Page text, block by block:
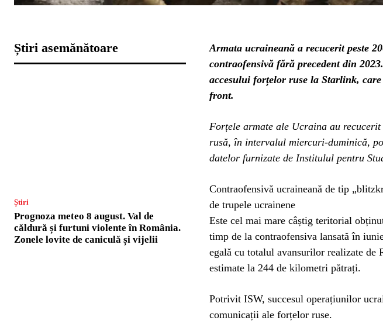
Știri asemănătoare
Știri
Prognoza meteo 8 august. Val de
căldură și furtuni violente în România.
Zonele lovite de caniculă și vijelii
Armata ucraineană a recucerit peste
contraofensivă fără precedent din
accesului forțelor ruse la Starlink,
front.
Forțele armate ale Ucraina au
rusă, în intervalul miercuri-duminică,
datelor furnizate de Institulul pentru
Contraofensivă ucraineană de tip
de trupele ucrainene
Este cel mai mare câștig teritorial
timp de la contraofensiva lansată în
egală cu totalul avansurilor realizate de
estimate la 244 de kilometri pătrați.
Potrivit ISW, succesul operațiunilor
comunicații ale forțelor ruse.